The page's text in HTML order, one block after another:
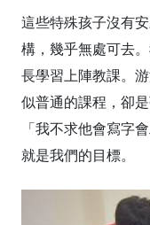
這些特殊孩子沒有
構，幾乎無處可去
長學習上陣教課。
似普通的課程，卻
「我不求他會寫字
就是我們的目標。